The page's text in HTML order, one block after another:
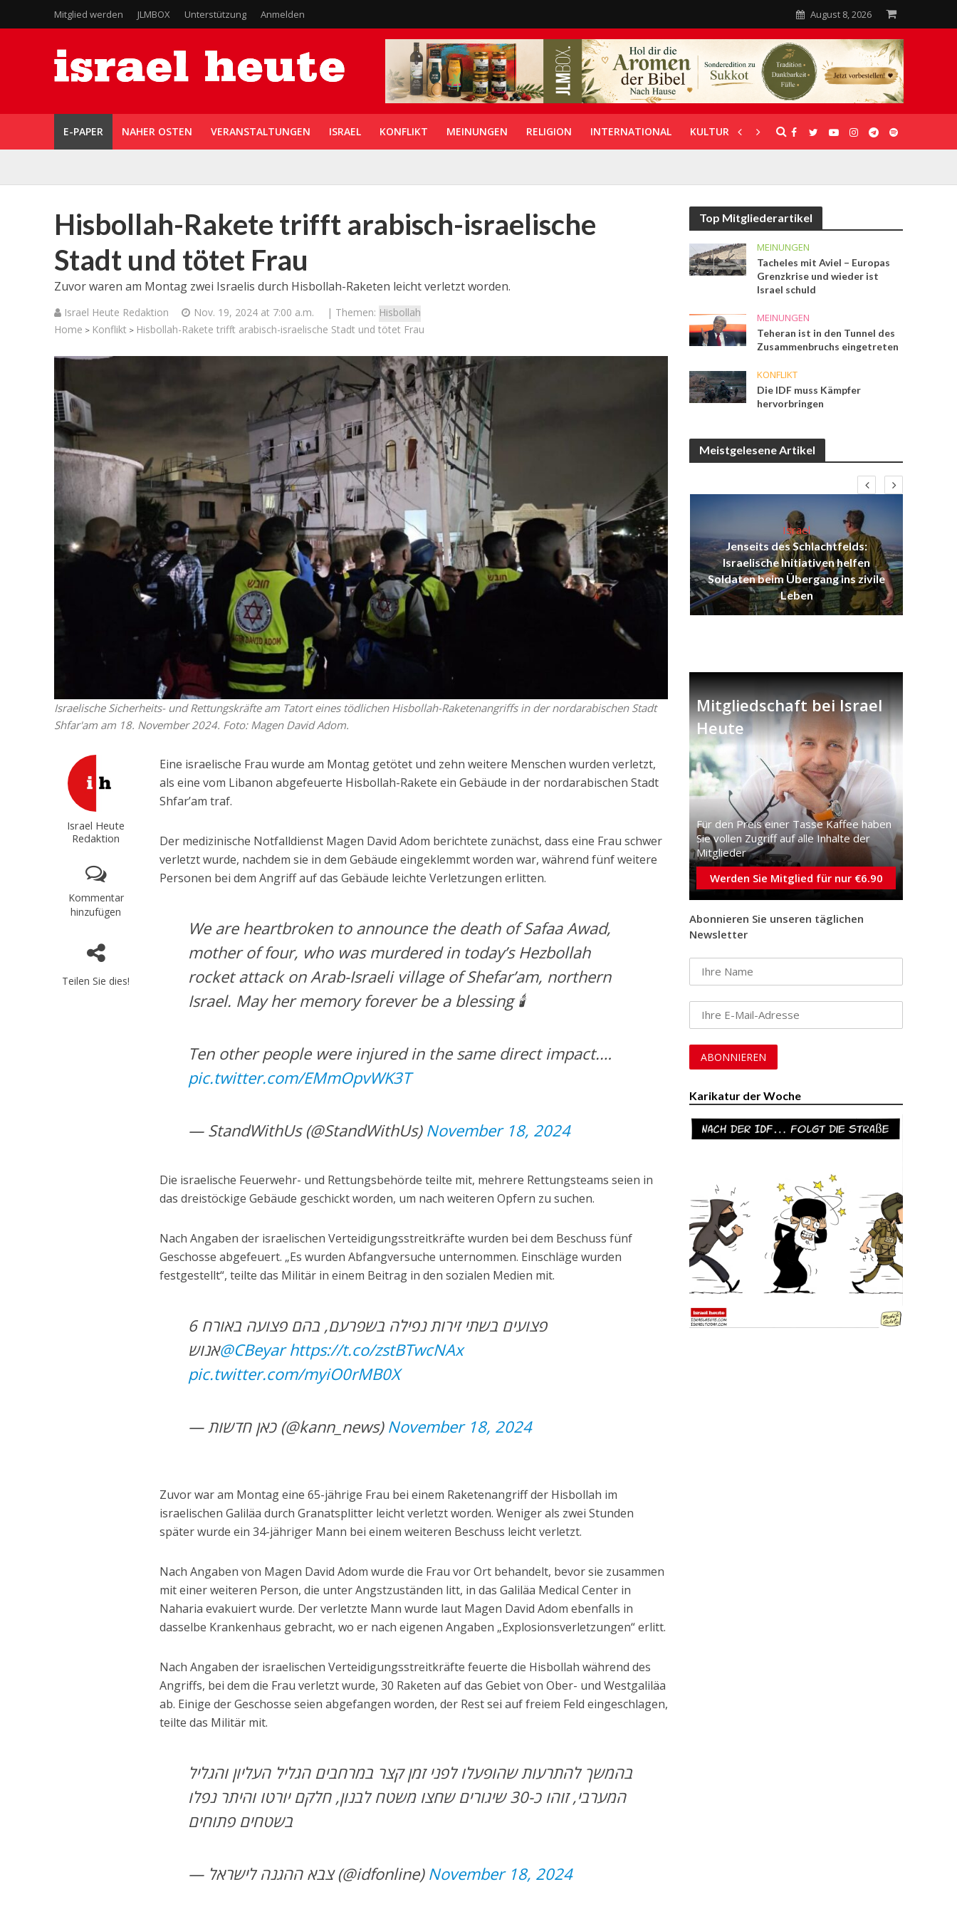
Mitglied werden JLMBOX Unterstützung Anmelden August 8, 2026
E-PAPER NAHER OSTEN VERANSTALTUNGEN ISRAEL KONFLIKT MEINUNGEN RELIGION INTERNATIONAL KULTUR UNTERSTÜTZUNG
Hisbollah-Rakete trifft arabisch-israelische
Stadt und tötet Frau
Zuvor waren am Montag zwei Israelis durch Hisbollah-Raketen leicht verletzt worden.
Israel Heute Redaktion Nov. 19, 2024 at 7:00 a.m. | Themen: Hisbollah
Home > Konflikt > Hisbollah-Rakete trifft arabisch-israelische Stadt und tötet Frau
Israelische Sicherheits- und Rettungskräfte am Tatort eines tödlichen Hisbollah-Raketenangriffs in der nordarabischen Stadt
Shfar'am am 18. November 2024. Foto: Magen David Adom.
Israel Heute
Redaktion
Kommentar
hinzufügen
Teilen Sie dies!
Eine israelische Frau wurde am Montag getötet und zehn weitere Menschen wurden verletzt,
als eine vom Libanon abgefeuerte Hisbollah-Rakete ein Gebäude in der nordarabischen Stadt
Shfar’am traf.
Der medizinische Notfalldienst Magen David Adom berichtete zunächst, dass eine Frau schwer
verletzt wurde, nachdem sie in dem Gebäude eingeklemmt worden war, während fünf weitere
Personen bei dem Angriff auf das Gebäude leichte Verletzungen erlitten.
We are heartbroken to announce the death of Safaa Awad,
mother of four, who was murdered in today’s Hezbollah
rocket attack on Arab-Israeli village of Shefar’am, northern
Israel. May her memory forever be a blessing 🕯️
Ten other people were injured in the same direct impact.…
pic.twitter.com/EMmOpvWK3T
— StandWithUs (@StandWithUs) November 18, 2024
Die israelische Feuerwehr- und Rettungsbehörde teilte mit, mehrere Rettungsteams seien in
das dreistöckige Gebäude geschickt worden, um nach weiteren Opfern zu suchen.
Nach Angaben der israelischen Verteidigungsstreitkräfte wurden bei dem Beschuss fünf
Geschosse abgefeuert. „Es wurden Abfangversuche unternommen. Einschläge wurden
festgestellt“, teilte das Militär in einem Beitrag in den sozialen Medien mit.
6 פצועים בשתי זירות נפילה בשפרעם, בהם פצועה באורח
אנוש@CBeyar https://t.co/zstBTwcNAx
pic.twitter.com/myiO0rMB0X
— כאן חדשות (@kann_news) November 18, 2024
Zuvor war am Montag eine 65-jährige Frau bei einem Raketenangriff der Hisbollah im
israelischen Galiläa durch Granatsplitter leicht verletzt worden. Weniger als zwei Stunden
später wurde ein 34-jähriger Mann bei einem weiteren Beschuss leicht verletzt.
Nach Angaben von Magen David Adom wurde die Frau vor Ort behandelt, bevor sie zusammen
mit einer weiteren Person, die unter Angstzuständen litt, in das Galiläa Medical Center in
Naharia evakuiert wurde. Der verletzte Mann wurde laut Magen David Adom ebenfalls in
dasselbe Krankenhaus gebracht, wo er nach eigenen Angaben „Explosionsverletzungen“ erlitt.
Nach Angaben der israelischen Verteidigungsstreitkräfte feuerte die Hisbollah während des
Angriffs, bei dem die Frau verletzt wurde, 30 Raketen auf das Gebiet von Ober- und Westgaliläa
ab. Einige der Geschosse seien abgefangen worden, der Rest sei auf freiem Feld eingeschlagen,
teilte das Militär mit.
בהמשך להתרעות שהופעלו לפני זמן קצר במרחבים הגליל העליון והגליל
המערבי, זוהו כ-30 שיגורים שחצו משטח לבנון, חלקם יורטו והיתר נפלו
בשטחים פתוחים
— צבא ההגנה לישראל (@idfonline) November 18, 2024
Top Mitgliederartikel
MEINUNGEN
Tacheles mit Aviel – Europas
Grenzkrise und wieder ist
Israel schuld
MEINUNGEN
Teheran ist in den Tunnel des
Zusammenbruchs eingetreten
KONFLIKT
Die IDF muss Kämpfer
hervorbringen
Meistgelesene Artikel
Israel
Israelische Wahlen 2026: Das ist
die Knesset – Vladimir Beliak
Israel
Israelische Wahlen 2026: Das ist
die Knesset – Moshe Abutbul
Israel
Jenseits des Schlachtfelds:
Israelische Initiativen helfen
Soldaten beim Übergang ins zivile
Leben
Mitgliedschaft bei Israel
Heute
Für den Preis einer Tasse Kaffee haben
Sie vollen Zugriff auf alle Inhalte der
Mitglieder
Werden Sie Mitglied für nur €6.90
Abonnieren Sie unseren täglichen
Newsletter
Karikatur der Woche